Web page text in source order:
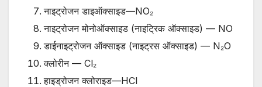
नाइट्रोजन डाइऑक्साइड—NO₂
नाइट्रोजन मोनोऑक्साइड (नाइट्रिक ऑक्साइड) — NO
डाईनाइट्रोजन ऑक्साइड (नाइट्रस ऑक्साइड) — N₂O
क्लोरीन — Cl₂
हाइड्रोजन क्लोराइड—HCl